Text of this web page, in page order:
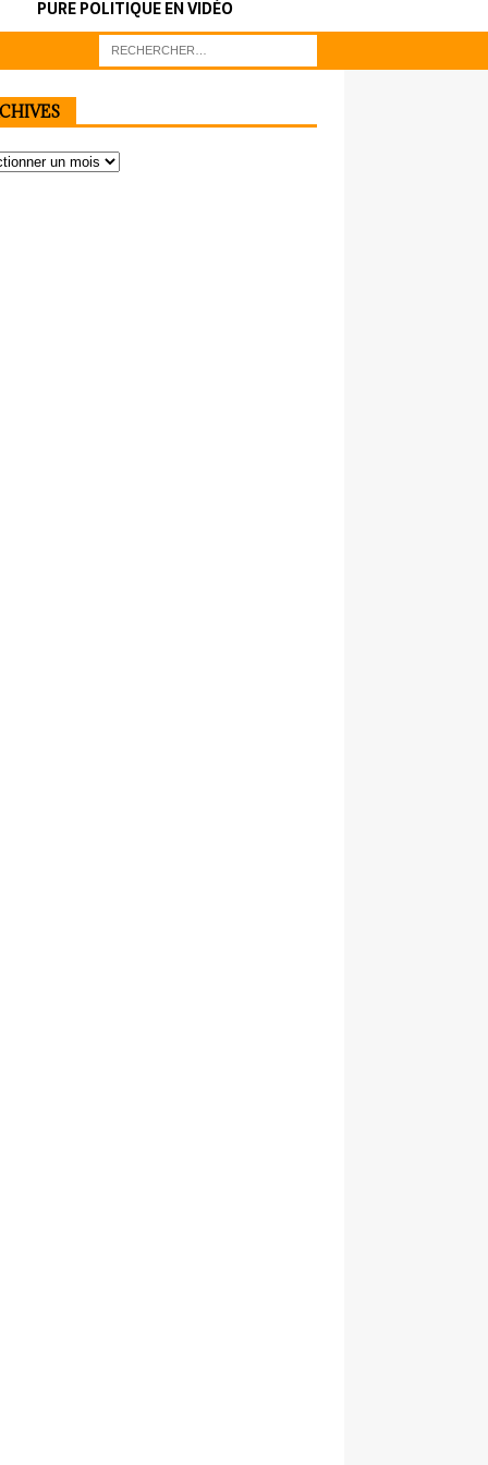
PURE POLITIQUE EN VIDÉO